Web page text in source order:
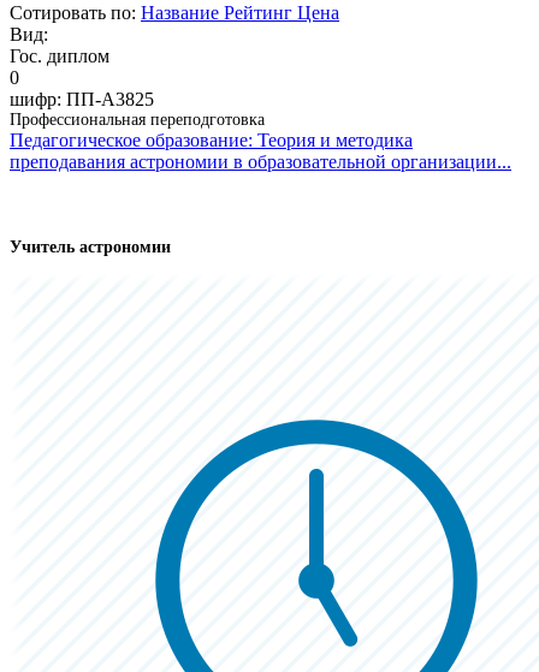
Сотировать по: Название Рейтинг Цена
Вид:
Гос. диплом
0
шифр: ПП-А3825
Профессиональная переподготовка
Педагогическое образование: Теория и методика
преподавания астрономии в образовательной организации...
Учитель астрономии